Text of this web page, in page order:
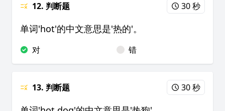
12. 判断题 30 秒
单词'hot'的中文意思是'热的'。
对 错
13. 判断题 30 秒